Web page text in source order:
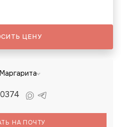
ЦЕНУ
НА ПОЧТУ